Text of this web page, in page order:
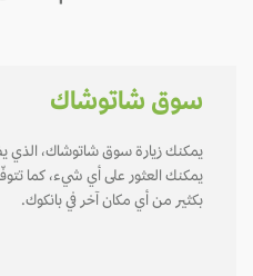
سوق شاتوشاك
يمكنك العثور على أي شيء، كما تتوفّر
بكثير من أي مكان آخر في بانكوك.